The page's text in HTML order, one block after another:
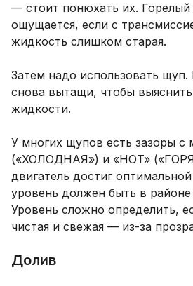
— стоит понюхать их. Горелый
ощущается, если с
жидкость слишком старая.
Затем надо использовать
снова вытащи, чтобы
жидкости.
У многих щупов есть зазоры с
(«ХОЛОДНАЯ») и «HOT»
двигатель достиг
уровень должен быть в районе
Уровень сложно определить,
чистая и свежая — из-за
Долив